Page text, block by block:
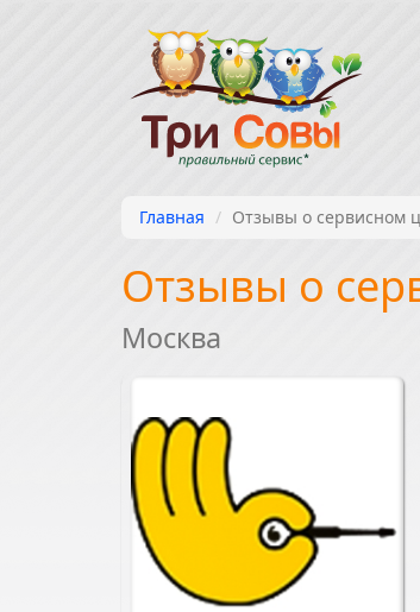
Главная Отзывы о сервисном
Отзывы о
Москва